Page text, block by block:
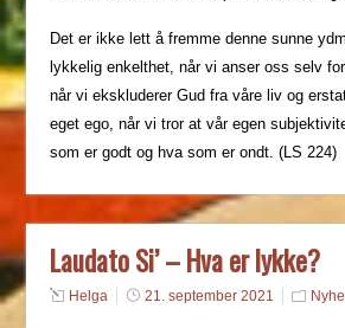
Det er ikke lett å fremme denne sunne
lykkelig enkelthet, når vi anser oss selv
når vi ekskluderer Gud fra våre liv og
eget ego, når vi tror at vår egen
som er godt og hva som er ondt. (LS 224)
Laudato Si’ – Hva er lykke?
Helga 21. september 2021